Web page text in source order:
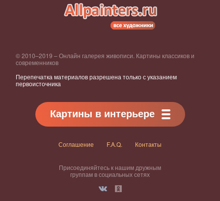
© 2010–2019 – Онлайн галерея живописи. Картины классиков и
современников
Перепечатка материалов разрешена только с указанием
первоисточника
Картины в интерьере
Соглашение F.A.Q. Контакты
Присоединяйтесь к нашим дружным
группам в социальных сетях